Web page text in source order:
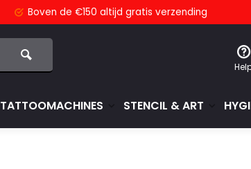
Boven de €150 altijd gratis verzending
TATTOOMACHINES STENCIL & ART